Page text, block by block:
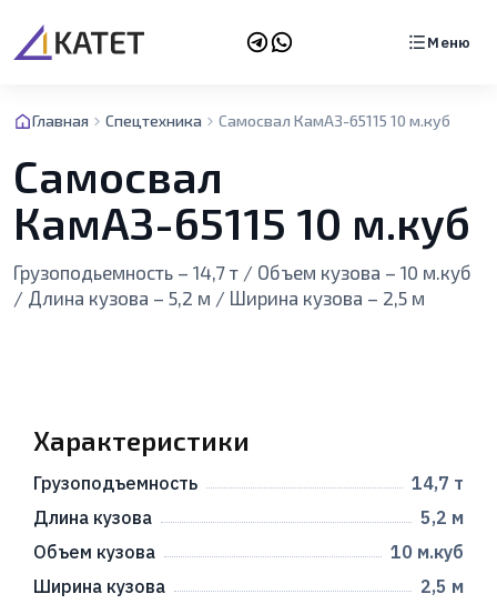
Меню
Главная Спецтехника Самосвал КамАЗ-65115 10 м.куб
Самосвал
КамАЗ-65115 10 м.куб
Грузоподьемность – 14,7 т / Объем кузова – 10 м.куб
/ Длина кузова – 5,2 м / Ширина кузова – 2,5 м
Характеристики
Грузоподъемность
14,7 т
Длина кузова
5,2 м
Объем кузова
10 м.куб
Ширина кузова
2,5 м